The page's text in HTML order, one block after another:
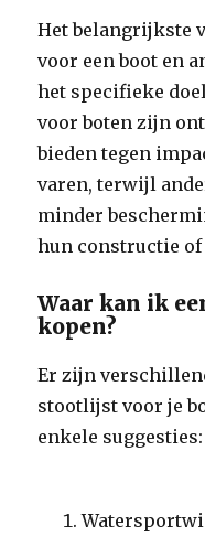
Het belangrijkste
voor een boot en
het specifieke
voor boten zijn
bieden tegen
varen, terwijl
minder
hun constructie
Waar kan ik
kopen?
Er zijn
stootlijst voor je
enkele suggesties: